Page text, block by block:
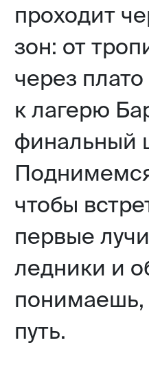
проходит
зон: от
через
к лагерю
финальный
чтобы
первые
ледники и
понимаешь,
путь.